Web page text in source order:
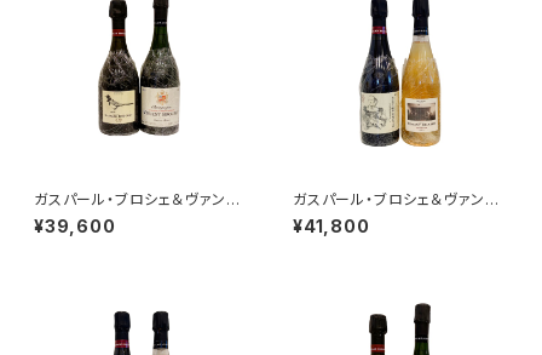
ガスパール・ブロシェ＆ヴァンサ
ン・ブロシェ ２本セット その1
(LA PIE Tome V.＋1er cru
¥39,600
ガスパール・ブロシェ＆ヴァンサ
ン・ブロシェ 2本セット その２
(333f ロゼ+ミレジム’15)
¥41,800